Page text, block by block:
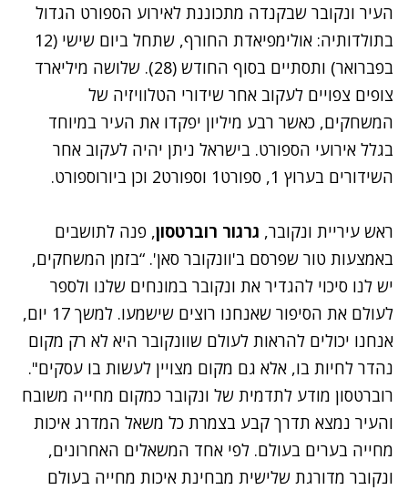
העיר ונקובר שבקנדה מתכוננת לאירוע הספורט הגדול
בתולדותיה: אולימפיאדת החורף, שתחל ביום שישי (12
בפברואר) ותסתיים בסוף החודש (28). שלושה מיליארד
צופים צפויים לעקוב אחר שידורי הטלוויזיה של
המשחקים, כאשר רבע מיליון יפקדו את העיר במיוחד
בגלל אירועי הספורט. בישראל ניתן יהיה לעקוב אחר
השידורים בערוץ 1, ספורט1 וספורט2 וכן ביורוספורט.
ראש עיריית ונקובר, גרגור רוברטסון, פנה לתושבים
באמצעות טור שפרסם ב'וונקובר סאן'. “בזמן המשחקים,
יש לנו סיכוי להגדיר את ונקובר במונחים שלנו ולספר
לעולם את הסיפור שאנחנו רוצים שישמעו. למשך 17 יום,
אנחנו יכולים להראות לעולם שוונקובר היא לא רק מקום
נהדר לחיות בו, אלא גם מקום מצויין לעשות בו עסקים".
רוברטסון מודע לתדמית של ונקובר כמקום מחייה משובח
והעיר נמצא תדרך קבע בצמרת כל משאל המדרג איכות
מחייה בערים בעולם. לפי אחד המשאלים האחרונים,
ונקובר מדורגת שלישית מבחינת איכות מחייה בעולם